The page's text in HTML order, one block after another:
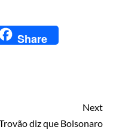
Share
Next
diz que Bolsonaro